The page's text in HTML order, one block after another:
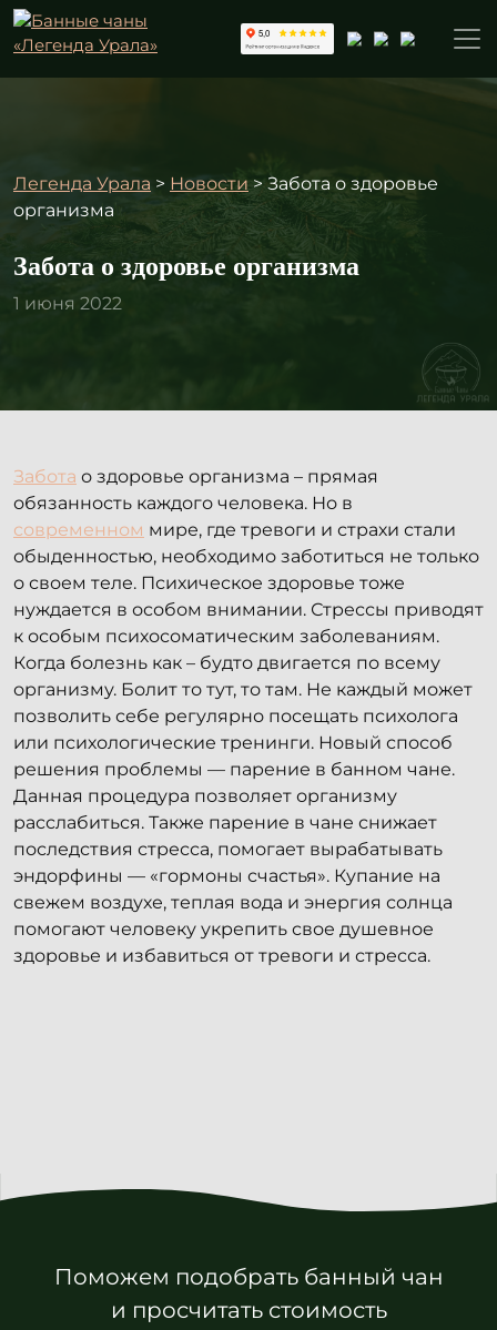
Легенда Урала > Новости>Забота о здоровье
организма
Забота о здоровье организма
1 июня 2022
Забота о здоровье организма – прямая
обязанность каждого человека. Но в
современном мире, где тревоги и страхи стали
обыденностью, необходимо заботиться не только
о своем теле. Психическое здоровье тоже
нуждается в особом внимании. Стрессы приводят
к особым психосоматическим заболеваниям.
Когда болезнь как – будто двигается по всему
организму. Болит то тут, то там. Не каждый может
позволить себе регулярно посещать психолога
или психологические тренинги. Новый способ
решения проблемы — парение в банном чане.
Данная процедура позволяет организму
расслабиться. Также парение в чане снижает
последствия стресса, помогает вырабатывать
эндорфины — «гормоны счастья». Купание на
свежем воздухе, теплая вода и энергия солнца
помогают человеку укрепить свое душевное
здоровье и избавиться от тревоги и стресса.
Поможем подобрать банный чан
и просчитать стоимость